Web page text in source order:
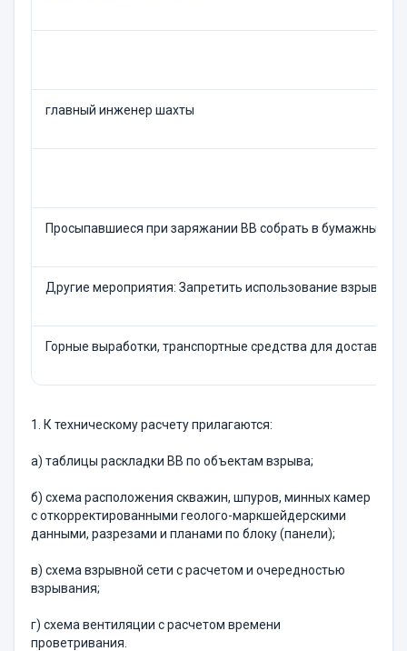
главный инженер шахты
Просыпавшиеся при заряжании ВВ собрать в бумажные
Другие мероприятия: Запретить использование
Горные выработки, транспортные средства для доставки
1. К техническому расчету прилагаются:
а) таблицы раскладки ВВ по объектам взрыва;
б) схема расположения скважин, шпуров, минных камер
с откорректированными геолого-маркшейдерскими
данными, разрезами и планами по блоку (панели);
в) схема взрывной сети с расчетом и очередностью
взрывания;
г) схема вентиляции с расчетом времени
проветривания.